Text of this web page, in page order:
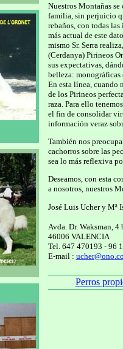
Nuestros Montañas
familia, sin perjuicio
rebaños, con todas
más actual de este
mismo Sr. Serra
(Cerdanya) Pirineos
sus expectativas,
belleza:
En esta línea, cuando
de los Pirineos
raza. Para ello
el fin de consolidar
información veraz
También nos
cachorros sobre las
sea lo más reflexiva
Deseamos, con esta
a nosotros, nuestros
José Luis Ucher y Mª
Avda. Dr. Waksman, 4
46006 VALENCIA
Tel. 647 470193 - 96
E-mail :
Perros